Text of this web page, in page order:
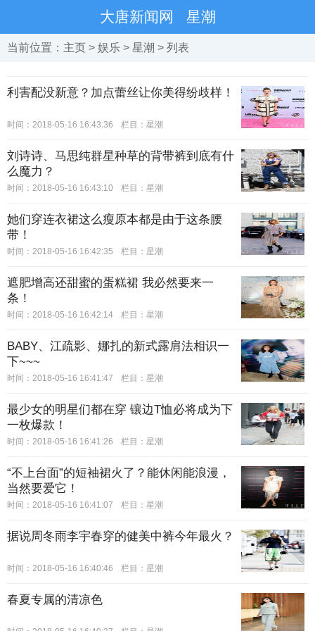
大唐新闻网 星潮
当前位置： 主页 > 娱乐 > 星潮 > 列表
利害配没新意？加点蕾丝让你美得纷歧样！
时间：2018-05-16 16:43:36 栏目： 星潮
刘诗诗、马思纯群星种草的背带裤到底有什
么魔力？
时间：2018-05-16 16:43:10 栏目： 星潮
她们穿连衣裙这么瘦原本都是由于这条腰
带！
时间：2018-05-16 16:42:35 栏目： 星潮
遮肥增高还甜蜜的蛋糕裙 我必然要来一
条！
时间：2018-05-16 16:42:14 栏目： 星潮
BABY、江疏影、娜扎的新式露肩法相识一
下~~~
时间：2018-05-16 16:41:47 栏目： 星潮
最少女的明星们都在穿 镶边T恤必将成为下
一枚爆款！
时间：2018-05-16 16:41:26 栏目： 星潮
“不上台面”的短袖裙火了？能休闲能浪漫，
当然要爱它！
时间：2018-05-16 16:41:07 栏目： 星潮
据说周冬雨李宇春穿的健美中裤今年最火？
时间：2018-05-16 16:40:46 栏目： 星潮
春夏专属的清凉色